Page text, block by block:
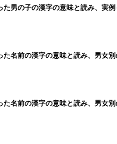
た男の子の漢字の意味と読み、実
た名前の漢字の意味と読み、男女
た名前の漢字の意味と読み、男女